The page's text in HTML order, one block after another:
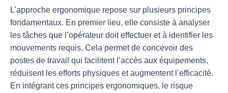
L’approche ergonomique repose sur plusieurs principes
fondamentaux. En premier lieu, elle consiste à analyser
les tâches que l’opérateur doit effectuer et à identifier les
mouvements requis. Cela permet de concevoir des
postes de travail qui facilitent l’accès aux équipements,
réduisent les efforts physiques et augmentent l’efficacité.
En intégrant ces principes ergonomiques, le risque